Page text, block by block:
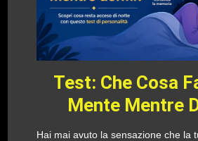
Test: Che Cosa
Mente Mentre
Hai mai avuto la sensazione che la